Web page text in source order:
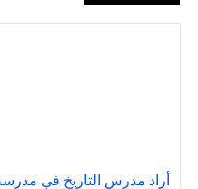
أراد مدرس التاريخ في